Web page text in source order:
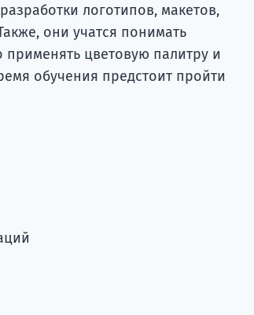
логотипов, макетов,
они учатся понимать
применять цветовую палитру и
обучения предстоит пройти